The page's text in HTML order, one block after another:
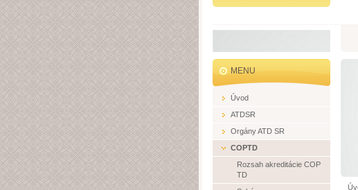
MENU
Úvod
ATDSR
Orgány ATD SR
COPTD
Rozsah akreditácie COP
TD